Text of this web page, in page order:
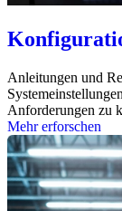
Anleitungen und
Anforderungen zu
Mehr erforschen